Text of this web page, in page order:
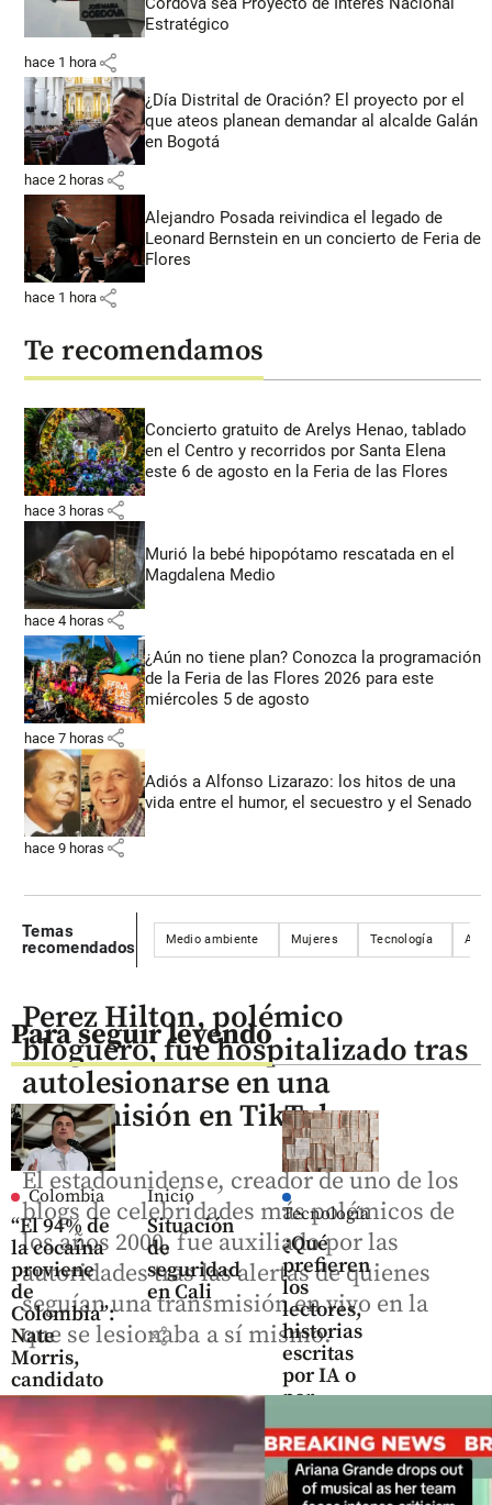
Estratégico
hace 1 hora share
¿Día Distrital de Oración? El proyecto por el
que ateos planean demandar al alcalde Galán
en Bogotá
hace 2 horas share
Alejandro Posada reivindica el legado de
Leonard Bernstein en un concierto de Feria de
Flores
hace 1 hora share
Te recomendamos
Concierto gratuito de Arelys Henao, tablado
en el Centro y recorridos por Santa Elena
este 6 de agosto en la Feria de las Flores
hace 3 horas share
Murió la bebé hipopótamo rescatada en el
Magdalena Medio
hace 4 horas share
¿Aún no tiene plan? Conozca la programación
de la Feria de las Flores 2026 para este
miércoles 5 de agosto
hace 7 horas share
Adiós a Alfonso Lizarazo: los hitos de una
vida entre el humor, el secuestro y el Senado
hace 9 horas share
Temas
recomendados
Medio ambiente Mujeres Tecnología
Para seguir leyendo
Colombia
“El 94% de
la cocaína
proviene
de
Colombia”:
Nate
Morris,
candidato
a
embajador
de EE. UU.
en
Colombia
Inicio
Situación
de
seguridad
en Cali
share
Tecnología
¿Qué
prefieren
los
lectores,
historias
escritas
por IA o
por
Esto dice
un
estudio
Perez Hilton, polémico
bloguero, fue hospitalizado tras
autolesionarse en una
transmisión en TikTok
El estadounidense, creador de uno de los
blogs de celebridades más polémicos de
los años 2000, fue auxiliado por las
autoridades tras las alertas de quienes
seguían una transmisión en vivo en la
que se lesionaba a sí mismo.